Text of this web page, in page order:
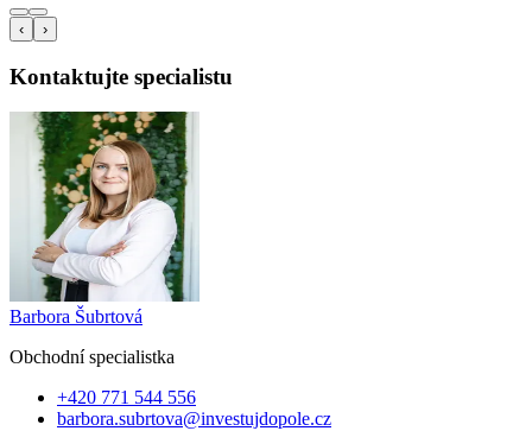
‹ ›
Kontaktujte specialistu
Barbora Šubrtová
Obchodní specialistka
+420 771 544 556
barbora.subrtova@investujdopole.cz